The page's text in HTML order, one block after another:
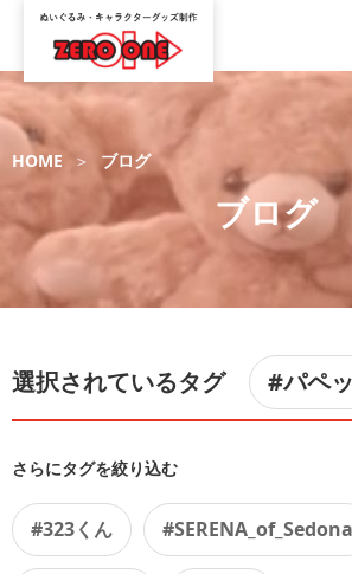
HOME ブログ
ブログ
選択されているタグ #パペ
さらにタグを絞り込む
#323くん #SERENA_of_Sedona